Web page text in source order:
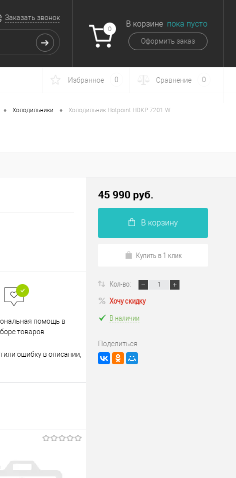
Заказать звонок
0
В корзине пока пусто
Оформить заказ
Избранное 0 Сравнение 0
• Холодильники • Холодильник Hotpoint HDKP 7201 W
помощь в
товаров
Весь ассортимент
ошибку в описании,
45 990 руб.
В корзину
Купить в 1 клик
Кол-во:
Хочу скидку
В наличии
Поделиться